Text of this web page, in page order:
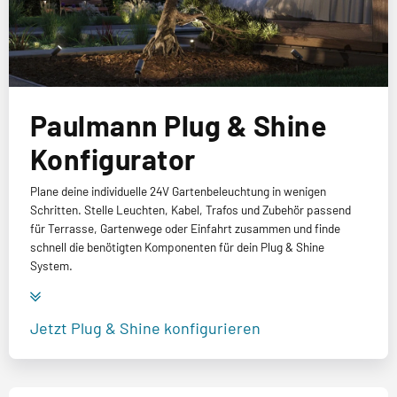
Paulmann Plug & Shine
Konfigurator
Plane deine individuelle 24V Gartenbeleuchtung in wenigen
Schritten. Stelle Leuchten, Kabel, Trafos und Zubehör passend
für Terrasse, Gartenwege oder Einfahrt zusammen und finde
schnell die benötigten Komponenten für dein Plug & Shine
System.
Jetzt Plug & Shine konfigurieren